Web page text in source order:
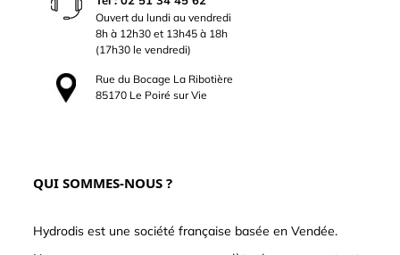
Ouvert du lundi au vendredi
8h à 12h30 et 13h45 à 18h
(17h30 le vendredi)
Rue du Bocage La Ribotière
85170 Le Poiré sur Vie
QUI SOMMES-NOUS ?
Hydrodis est une société française basée en Vendée.